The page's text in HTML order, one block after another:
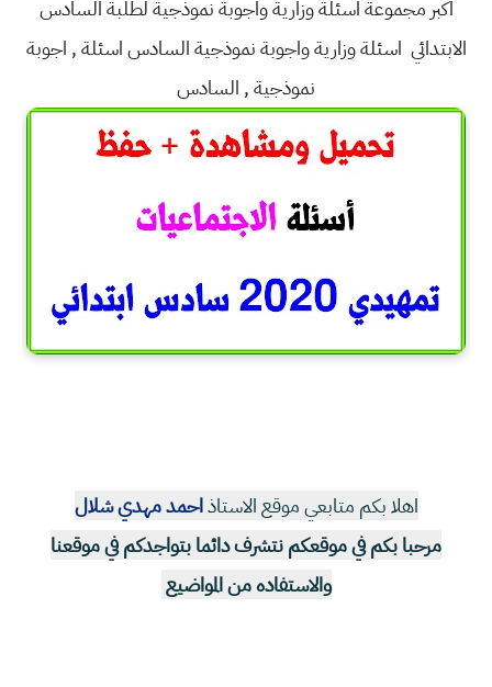
اكبر مجموعة اسئلة وزارية واجوبة نموذجية لطلبة السادس
الابتدائي اسئلة وزارية واجوبة نموذجية السادساسئلة , اجوبة
نموذجية , السادس
اهلا بكم متابعي موقع الاستاذاحمد مهدي شلال
مرحبا بكم في موقعكم نتشرف دائما بتواجدكم في موقعنا
والاستفاده من المواضيع